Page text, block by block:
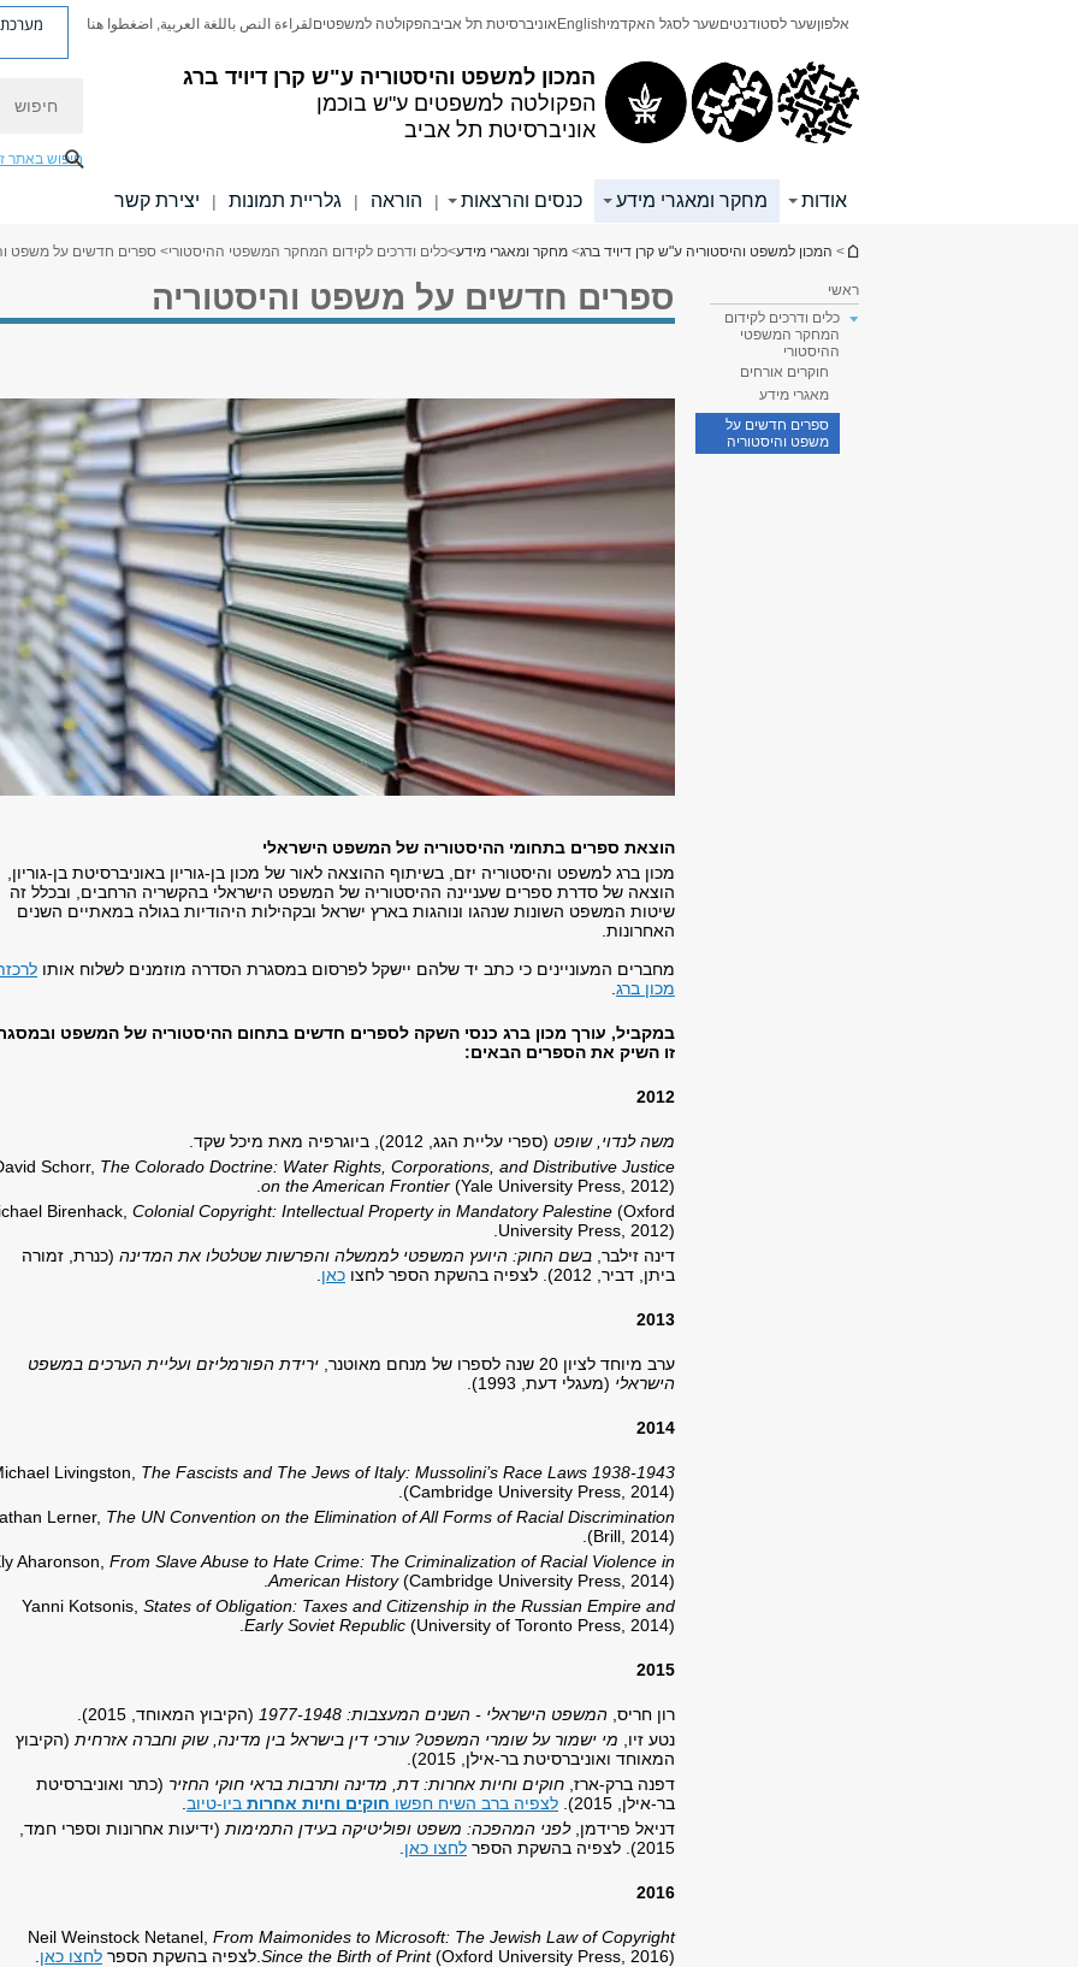
המכון למשפט והיסטוריה ע"ש קרן דיויד ברג
הפקולטה למשפטים ע"ש בוכמן
אוניברסיטת תל אביב
אלפוןשער לסטודנטיםשער לסגל האקדמיEnglish אוניברסיטת תל אביבהפקולטה למשפטיםلقراءة النص باللغة العربية, اضغطوا هنا מערכת
חיפוש באתר
אודות מחקר ומאגרי מידע כנסים והרצאות | הוראה | גלריית תמונות | יצירת קשר
הינך נמצא כאן
> המכון למשפט והיסטוריה ע"ש קרן דיויד ברג> מחקר ומאגרי מידע>כלים ודרכים לקידום המחקר המשפטי ההיסטורי> ספרים חדשים על משפט
ראשי
כלים ודרכים לקידום
המחקר המשפטי
ההיסטורי
חוקרים אורחים
מאגרי מידע
ספרים חדשים על
משפט והיסטוריה
ספרים חדשים על משפט והיסטוריה
הוצאת ספרים בתחומי ההיסטוריה של המשפט הישראלי
מכון ברג למשפט והיסטוריה יזם, בשיתוף ההוצאה לאור של מכון בן-גוריון באוניברסיטת בן-גוריון,
הוצאה של סדרת ספרים שעניינה ההיסטוריה של המשפט הישראלי בהקשריה הרחבים, ובכלל זה
שיטות המשפט השונות שנהגו ונוהגות בארץ ישראל ובקהילות היהודיות בגולה במאתיים השנים
האחרונות.
מחברים המעוניינים כי כתב יד שלהם יישקל לפרסום במסגרת הסדרה מוזמנים לשלוח אותו
מכון ברג
במקביל, עורך מכון ברג כנסי השקה לספרים חדשים בתחום ההיסטוריה של המשפט
זו השיק את הספרים הבאים:
2012
משה לנדוי, שופט (ספרי עליית הגג, 2012), ביוגרפיה מאת מיכל שקד.
Schorr, The Colorado Doctrine: Water Rights, Corporations, and Distributive Justice
on the American Frontier (Yale University Press, 2012).
Birenhack, Colonial Copyright: Intellectual Property in Mandatory Palestine (Oxford
University Press, 2012).
דינה זילבר, בשם החוק: היועץ המשפטי לממשלה והפרשות שטלטלו את המדינה (כנרת, זמורה
ביתן, דביר, 2012). לצפיה בהשקת הספר לחצו
כאן
2013
ערב מיוחד לציון 20 שנה לספרו של מנחם מאוטנר,
ירידת הפורמליזם ועליית הערכים במשפט
הישראלי (מעגלי דעת, 1993).
2014
Livingston, The Fascists and The Jews of Italy: Mussolini’s Race Laws 1938‐1943
(Cambridge University Press, 2014).
Lerner, The UN Convention on the Elimination of All Forms of Racial Discrimination
(Brill, 2014).
Aharonson, From Slave Abuse to Hate Crime: The Criminalization of Racial Violence in
American History(Cambridge University Press, 2014).
Yanni Kotsonis, States of Obligation: Taxes and Citizenship in the Russian Empire and
Early Soviet Republic (University of Toronto Press, 2014).
2015
רון חריס, המשפט הישראלי - השנים המעצבות: 1977-1948
(הקיבוץ המאוחד, 2015).
נטע זיו, מי ישמור על שומרי המשפט? עורכי דין בישראל בין מדינה, שוק וחברה אזרחית (הקיבוץ
המאוחד ואוניברסיטת בר-אילן, 2015).
דפנה ברק-ארז, חוקים וחיות אחרות: דת, מדינה ותרבות בראי חוקי החזיר (כתר ואוניברסיטת
בר-אילן, 2015).
לצפיה ברב השיח חפשו חוקים וחיות אחרות ביו-טיוב
דניאל פרידמן,לפני המהפכה: משפט ופוליטיקה בעידן התמימות (ידיעות אחרונות וספרי חמד,
2015). לצפיה בהשקת הספר
לחצו כאן
2016
Neil Weinstock Netanel, From Maimonides to Microsoft: The Jewish Law of Copyright
Since the Birth of Print(Oxford University Press, 2016). לצפיה בהשקת הספר לחצו כאן